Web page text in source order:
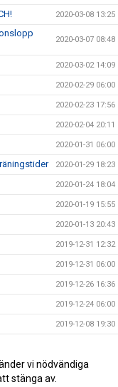
2020-03-08 13:25
2020-03-07 08:48
2020-03-02 14:09
2020-02-29 06:00
2020-02-23 17:56
2020-02-04 20:11
2020-01-31 06:00
2020-01-29 18:23
2020-01-24 18:04
2020-01-19 15:55
2020-01-13 20:43
2019-12-31 12:32
2019-12-31 06:00
2019-12-26 16:36
2019-12-24 06:00
2019-12-08 19:30
2019-11-11 18:26
2019-10-19 15:22
vi nödvändiga
stänga av.